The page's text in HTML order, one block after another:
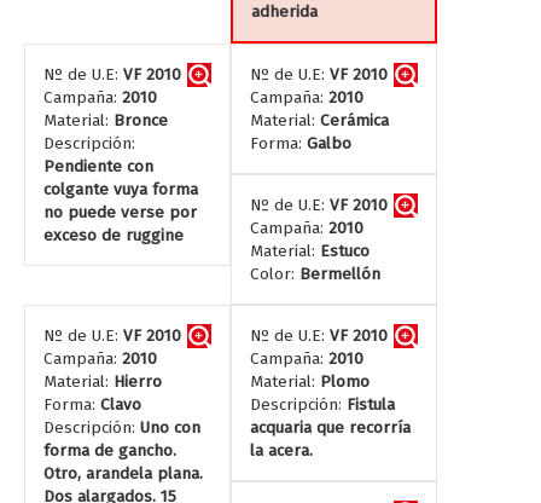
adherida
Nº de U.E: VF 2010
Campaña: 2010
Material: Bronce
Descripción:
Pendiente con
colgante vuya forma
no puede verse por
exceso de ruggine
Nº de U.E: VF 2010
Campaña: 2010
Material: Cerámica
Forma: Galbo
Nº de U.E: VF 2010
Campaña: 2010
Material: Estuco
Color: Bermellón
Nº de U.E: VF 2010
Campaña: 2010
Material: Hierro
Forma: Clavo
Descripción: Uno con
forma de gancho.
Otro, arandela plana.
Dos alargados. 15
Nº de U.E: VF 2010
Campaña: 2010
Material: Plomo
Descripción: Fistula
acquaria que recorría
la acera.